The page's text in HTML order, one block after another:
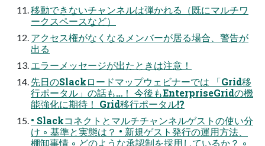
移動できないチャンネルは弾かれる（既にマルチワ
ークスペースなど）
アクセス権がなくなるメンバーが居る場合、警告が
出る
エラーメッセージが出たときは注意！
先⽇のSlackロードマップウェビナーでは 「Grid移
⾏ポータル」の話も…！ 今後もEnterpriseGridの機
能強化に期待！ Grid移⾏ポータル!?
• Slackコネクトとマルチチャンネルゲストの使い分
け ◦ 基準と実態は？ • 新規ゲスト発⾏の運⽤⽅法、
棚卸事情 ◦ どのような承認制を採⽤しているか？ ◦